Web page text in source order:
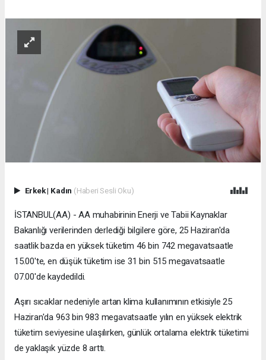
Erkek| Kadın (Haberi Sesli Oku)
İSTANBUL(AA) - AA muhabirinin Enerji ve Tabii Kaynaklar
Bakanlığı verilerinden derlediği bilgilere göre, 25 Haziran'da
saatlik bazda en yüksek tüketim 46 bin 742 megavatsaatle
15.00'te, en düşük tüketim ise 31 bin 515 megavatsaatle
07.00'de kaydedildi.
Aşırı sıcaklar nedeniyle artan klima kullanımının etkisiyle 25
Haziran'da 963 bin 983 megavatsaatle yılın en yüksek elektrik
tüketim seviyesine ulaşılırken, günlük ortalama elektrik tüketimi
de yaklaşık yüzde 8 arttı.